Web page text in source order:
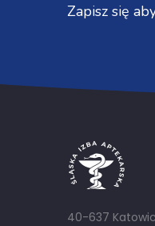
Zapisz się
40-637